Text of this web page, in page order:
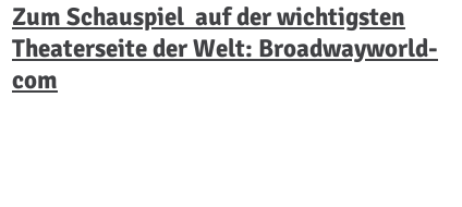
Zum Schauspiel aufderwichtigsten
Theaterseite der Welt: Broadwayworld-
com